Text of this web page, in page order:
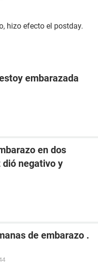
hizo efecto el postday.
embarazada
en dos
negativo y
de embarazo .